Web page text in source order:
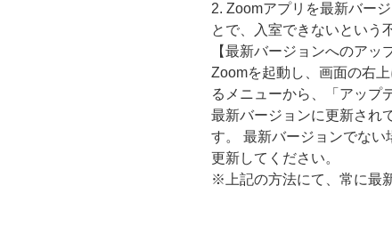
2. Zoomアプリを最新バー
とで、入室できないという
【最新バージョンへのアッ
Zoomを起動し、画面の右
るメニューから、「アップ
最新バージョンに更新され
す。 最新バージョンでない
更新してください。
※上記の方法にて、常に最